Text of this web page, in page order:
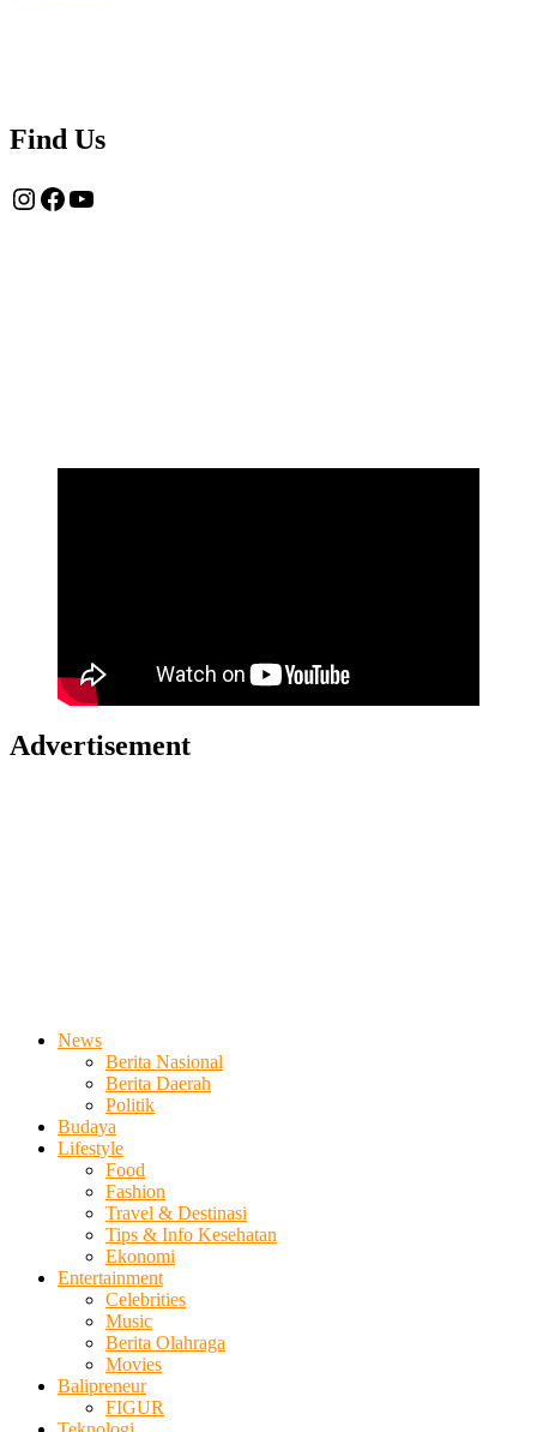
Find Us
Instagram
Facebook
YouTube
Advertisement
News
Berita Nasional
Berita Daerah
Politik
Budaya
Lifestyle
Food
Fashion
Travel & Destinasi
Tips & Info Kesehatan
Ekonomi
Entertainment
Celebrities
Music
Berita Olahraga
Movies
Balipreneur
FIGUR